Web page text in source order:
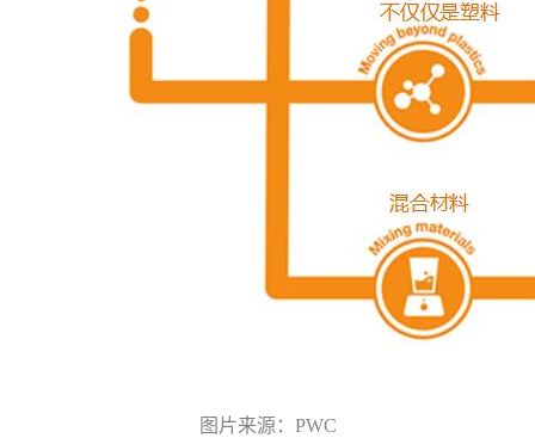
图片来源：PWC